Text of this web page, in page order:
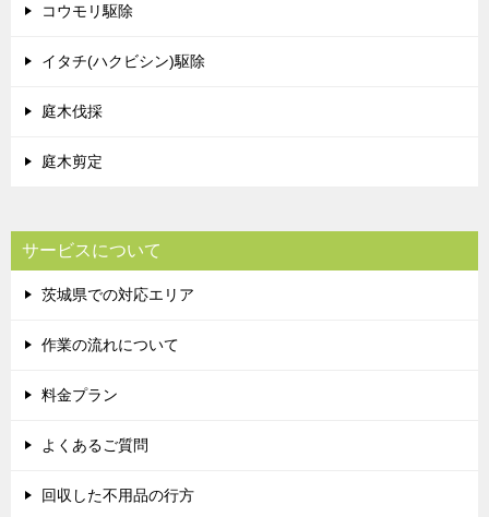
コウモリ駆除
イタチ(ハクビシン)駆除
庭木伐採
庭木剪定
サービスについて
茨城県での対応エリア
作業の流れについて
料金プラン
よくあるご質問
回収した不用品の行方